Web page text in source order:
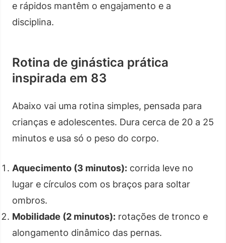
e rápidos mantêm o engajamento e a
disciplina.
Rotina de ginástica prática
inspirada em 83
Abaixo vai uma rotina simples, pensada para
crianças e adolescentes. Dura cerca de 20 a 25
minutos e usa só o peso do corpo.
Aquecimento (3 minutos): corrida leve no
lugar e círculos com os braços para soltar
ombros.
Mobilidade (2 minutos): rotações de tronco e
alongamento dinâmico das pernas.